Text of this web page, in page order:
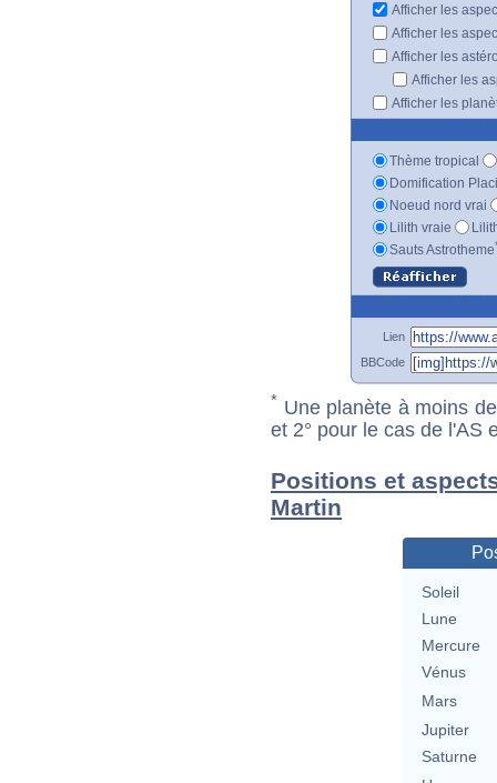
Afficher les
Afficher les
Afficher les
Afficher les
Afficher les
Thème tropical
Domification
Noeud nord vrai
Lilith vraie
Sauts Astrotheme
Lien
BBCode
* Une planète à moins
et 2° pour le cas de l'AS
Positions et
Martin
Soleil
Lune
Mercure
Vénus
Mars
Jupiter
Saturne